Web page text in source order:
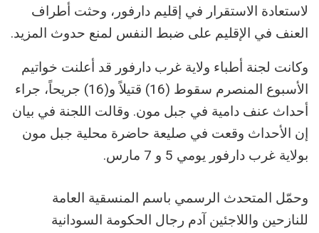
لاستعادة الاستقرار في إقليم دارفور، وحثت أطراف
العنف في الإقليم على ضبط النفس لمنع حدوث المزيد.
وكانت لجنة أطباء ولاية غرب دارفور قد أعلنت خواتيم
الأسبوع المنصرم سقوط (16) قتيلاً و(16) جريحاً، جراء
أحداث عنف دامية في جبل مون. وقالت اللجنة في بيان
إن الأحداث وقعت في صليعة حاضرة محلية جبل مون
بولاية غرب دارفور يومي 5 و 7 مارس.
وحمّل المتحدث الرسمي باسم المنسقية العامة
للنازحين واللاجئين آدم رجال الحكومة السودانية